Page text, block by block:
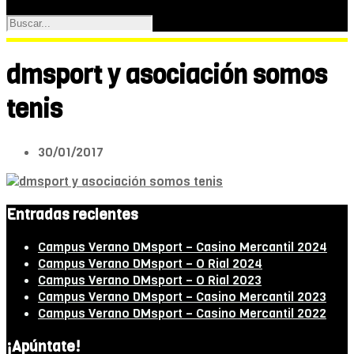
dmsport y asociación somos
tenis
30/01/2017
Entradas recientes
Campus Verano DMsport – Casino Mercantil 2024
Campus Verano DMsport – O Rial 2024
Campus Verano DMsport – O Rial 2023
Campus Verano DMsport – Casino Mercantil 2023
Campus Verano DMsport – Casino Mercantil 2022
¡Apúntate!